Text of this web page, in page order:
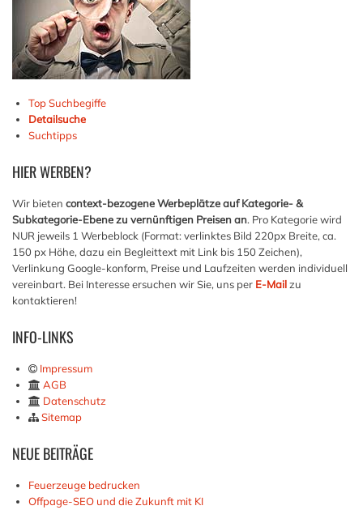
Top Suchbegiffe
Detailsuche
Suchtipps
HIERWERBEN?
Wir bieten context-bezogene Werbeplätze auf Kategorie- &
Subkategorie-Ebene zu vernünftigen Preisen an. Pro Kategorie wird
NUR jeweils 1 Werbeblock (Format: verlinktes Bild 220px Breite, ca.
150 px Höhe, dazu ein Begleittext mit Link bis 150 Zeichen),
Verlinkung Google-konform, Preise und Laufzeiten werden individuell
vereinbart. Bei Interesse ersuchen wir Sie, uns per E-Mailzu
kontaktieren!
INFO-LINKS
Impressum
AGB
Datenschutz
Sitemap
NEUEBEITRÄGE
Feuerzeuge bedrucken
Offpage-SEO und die Zukunft mit KI